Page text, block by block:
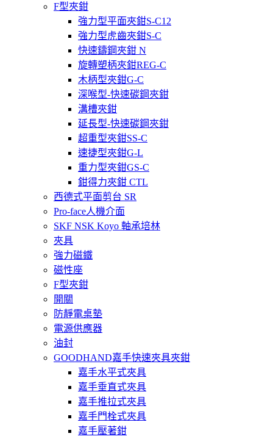
F型夾鉗
強力型平面夾鉗S-C12
強力型虎齒夾鉗S-C
快速鑄鋼夾鉗 N
旋轉塑柄夾鉗REG-C
木柄型夾鉗G-C
深喉型-快速碳鋼夾鉗
溝槽夾鉗
延長型-快速碳鋼夾鉗
超重型夾鉗SS-C
速捷型夾鉗G-L
重力型夾鉗GS-C
鉗得力夾鉗 CTL
西德式平面剪台 SR
Pro-face人機介面
SKF NSK Koyo 軸承培林
夾具
強力磁鐵
磁性座
F型夾鉗
開關
防靜電桌墊
電源供應器
油封
GOODHAND嘉手快速夾具夾鉗
嘉手水平式夾具
嘉手垂直式夾具
嘉手推拉式夾具
嘉手門栓式夾具
嘉手壓著鉗